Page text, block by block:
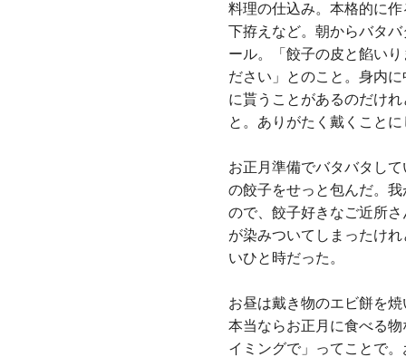
料理の仕込み。本格的に
下拵えなど。朝からバタ
ール。「餃子の皮と餡い
ださい」とのこと。身内
に貰うことがあるのだけ
と。ありがたく戴くことに
お正月準備でバタバタし
の餃子をせっと包んだ。
ので、餃子好きなご近所
が染みついてしまったけ
いひと時だった。
お昼は戴き物のエビ餅を
本当ならお正月に食べる
イミングで」ってことで